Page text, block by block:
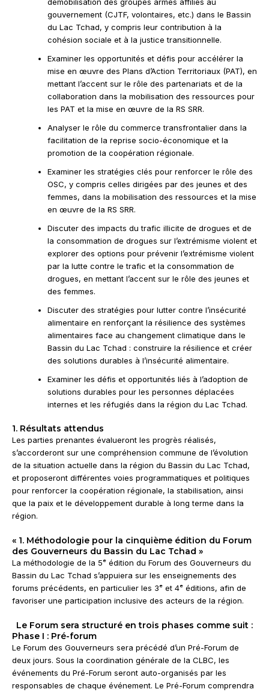
démobilisation des groupes armés affiliés au
gouvernement (CJTF, volontaires, etc.) dans le Bassin
du Lac Tchad, y compris leur contribution à la
cohésion sociale et à la justice transitionnelle.
Examiner les opportunités et défis pour accélérer la
mise en œuvre des Plans d’Action Territoriaux (PAT), en
mettant l’accent sur le rôle des partenariats et de la
collaboration dans la mobilisation des ressources pour
les PAT et la mise en œuvre de la RS SRR.
Analyser le rôle du commerce transfrontalier dans la
facilitation de la reprise socio-économique et la
promotion de la coopération régionale.
Examiner les stratégies clés pour renforcer le rôle des
OSC, y compris celles dirigées par des jeunes et des
femmes, dans la mobilisation des ressources et la mise
en œuvre de la RS SRR.
Discuter des impacts du trafic illicite de drogues et de
la consommation de drogues sur l’extrémisme violent et
explorer des options pour prévenir l’extrémisme violent
par la lutte contre le trafic et la consommation de
drogues, en mettant l’accent sur le rôle des jeunes et
des femmes.
Discuter des stratégies pour lutter contre l’insécurité
alimentaire en renforçant la résilience des systèmes
alimentaires face au changement climatique dans le
Bassin du Lac Tchad : construire la résilience et créer
des solutions durables à l’insécurité alimentaire.
Examiner les défis et opportunités liés à l’adoption de
solutions durables pour les personnes déplacées
internes et les réfugiés dans la région du Lac Tchad.
1. Résultats attendus
Les parties prenantes évalueront les progrès réalisés,
s’accorderont sur une compréhension commune de l’évolution
de la situation actuelle dans la région du Bassin du Lac Tchad,
et proposeront différentes voies programmatiques et politiques
pour renforcer la coopération régionale, la stabilisation, ainsi
que la paix et le développement durable à long terme dans la
région.
« 1. Méthodologie pour la cinquième édition du Forum
des Gouverneurs du Bassin du Lac Tchad »
La méthodologie de la 5ᵉ édition du Forum des Gouverneurs du
Bassin du Lac Tchad s’appuiera sur les enseignements des
forums précédents, en particulier les 3ᵉ et 4ᵉ éditions, afin de
favoriser une participation inclusive des acteurs de la région.
Le Forum sera structuré en trois phases comme suit :
Phase I : Pré-forum
Le Forum des Gouverneurs sera précédé d’un Pré-Forum de
deux jours. Sous la coordination générale de la CLBC, les
événements du Pré-Forum seront auto-organisés par les
responsables de chaque événement. Le Pré-Forum comprendra